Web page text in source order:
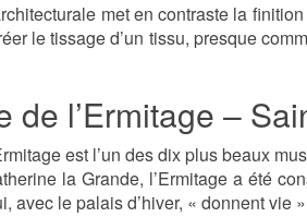
met en contraste la
le tissage d’un tissu, presque
de l’Ermitage –
est l’un des dix plus beaux
la Grande, l’Ermitage a été
avec le palais d’hiver, « donnent vie